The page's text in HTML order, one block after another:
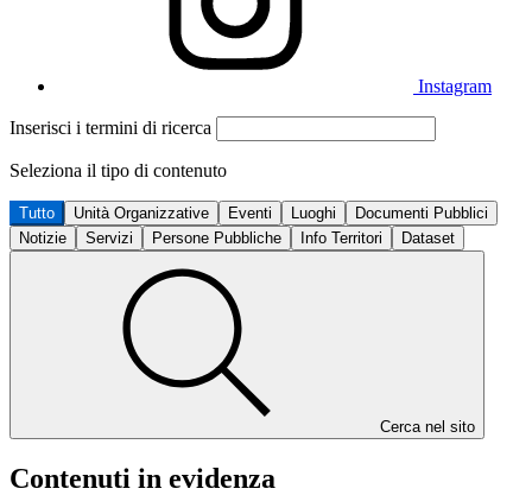
Instagram
Inserisci i termini di ricerca
Seleziona il tipo di contenuto
Tutto Unità Organizzative Eventi Luoghi
Documenti Pubblici
Notizie
Servizi Persone Pubbliche Info Territori Dataset
Cerca nel sito
Contenuti in evidenza